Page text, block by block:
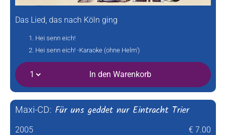
Das Lied, das nach Köln ging
Hei senn eich!
Hei senn eich! -Karaoke (ohne Helm')
In den Warenkorb
Maxi-CD: Für uns geddet nur Eintracht Trier
2005 € 7.00